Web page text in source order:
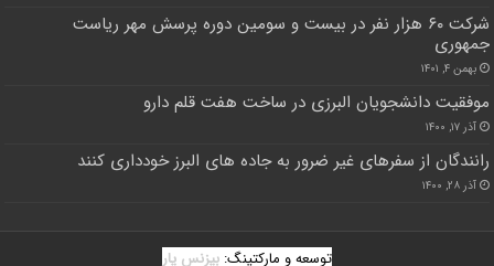
شرکت ۶۰ هزار نفر در بیست و سومین دوره پرسش مهر ریاست
جمهوری
بهمن ۴, ۱۴۰۱
موفقیت دانشجویان البرزی در ساخت هفت قلم دارو
آذر ۱۷, ۱۴۰۰
رانندگان از سفرهای غیر ضرور به جاده های البرز خودداری کنند
آذر ۲۸, ۱۴۰۰
توسعه و مارکتینگ: بیزنس یار